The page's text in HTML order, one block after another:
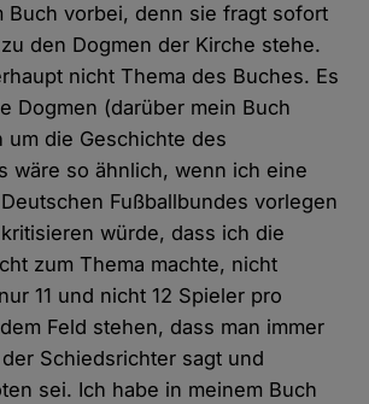
Buch vorbei, denn sie fragt sofort
den Dogmen der Kirche stehe.
nicht Thema des Buches. Es
Dogmen (darüber mein Buch
die Geschichte des
wäre so ähnlich, wenn ich eine
Fußballbundes vorlegen
würde, dass ich die
zum Thema machte, nicht
11 und nicht 12 Spieler pro
Feld stehen, dass man immer
Schiedsrichter sagt und
sei. Ich habe in meinem Buch